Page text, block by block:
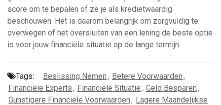
score om te bepalen of ze je als kredietwaardig
beschouwen. Het is daarom belangrijk om zorgvuldig te
overwegen of het oversluiten van een lening de beste optie
is voor jouw financiële situatie op de lange termijn.
Tags: Beslissing Nemen, Betere Voorwaarden,
Financiële Experts, Financiële Situatie, Geld Besparen,
Gunstigere Financiële Voorwaarden, Lagere Maandelijkse